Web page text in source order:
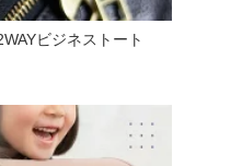
ビジネストート